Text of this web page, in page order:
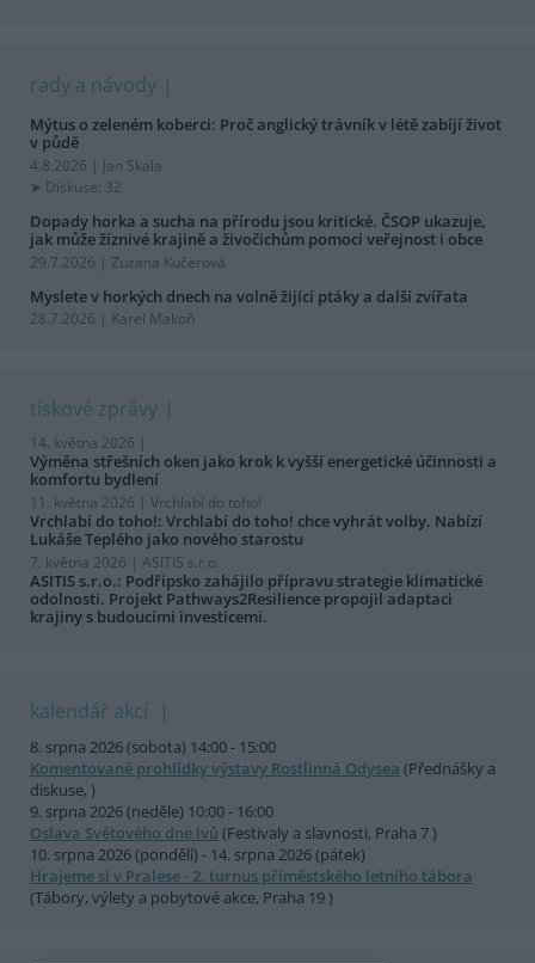
rady a návody
Mýtus o zeleném koberci: Proč anglický trávník v létě zabíjí život
v půdě
4.8.2026 | Jan Skala
Diskuse: 32
Dopady horka a sucha na přírodu jsou kritické. ČSOP ukazuje,
jak může žíznivé krajině a živočichům pomoci veřejnost i obce
29.7.2026 | Zuzana Kučerová
Myslete v horkých dnech na volně žijící ptáky a další zvířata
28.7.2026 | Karel Makoň
tiskové zprávy
14. května 2026 |
Výměna střešních oken jako krok k vyšší energetické účinnosti a
komfortu bydlení
11. května 2026 | Vrchlabí do toho!
Vrchlabí do toho!: Vrchlabí do toho! chce vyhrát volby. Nabízí
Lukáše Teplého jako nového starostu
7. května 2026 | ASITIS s.r.o.
ASITIS s.r.o.: Podřipsko zahájilo přípravu strategie klimatické
odolnosti. Projekt Pathways2Resilience propojil adaptaci
krajiny s budoucími investicemi.
kalendář akcí
8. srpna 2026 (sobota) 14:00 - 15:00
Komentované prohlídky výstavy Rostlinná Odysea (Přednášky a
diskuse, )
9. srpna 2026 (neděle) 10:00 - 16:00
Oslava Světového dne lvů (Festivaly a slavnosti, Praha 7 )
10. srpna 2026 (pondělí) - 14. srpna 2026 (pátek)
Hrajeme si v Pralese - 2. turnus příměstského letního tábora
(Tábory, výlety a pobytové akce, Praha 19 )